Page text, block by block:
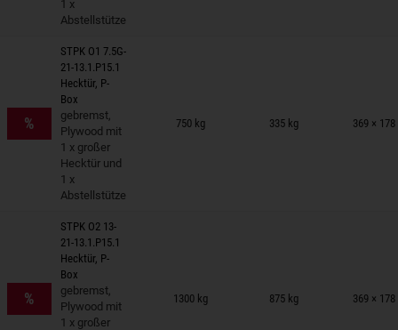
1 x
Abstellstütze
%
STPK O1 7.5G-
21-13.1.P15.1
Hecktür, P-
Box
gebremst,
Plywood mit
1 x großer
Hecktür und
1 x
Abstellstütze
750 kg 335 kg 369 ×
auf Merkzettel
%
STPK O2 13-
21-13.1.P15.1
Hecktür, P-
Box
gebremst,
Plywood mit
1 x großer
1300 kg 875 kg 369 ×
auf Merkzettel